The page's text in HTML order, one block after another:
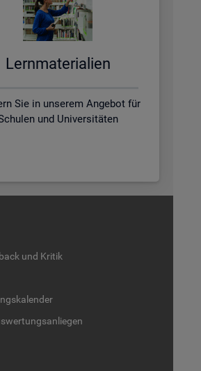
Lern­ma­te­ria­li­en
Sie in unserem Angebot für
und Universitäten
und Kri­tik